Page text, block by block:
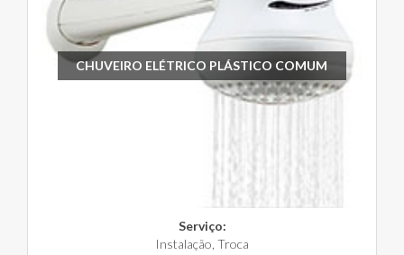
CHUVEIRO ELÉTRICO PLÁSTICO COMUM
Serviço:
Instalação, Troca